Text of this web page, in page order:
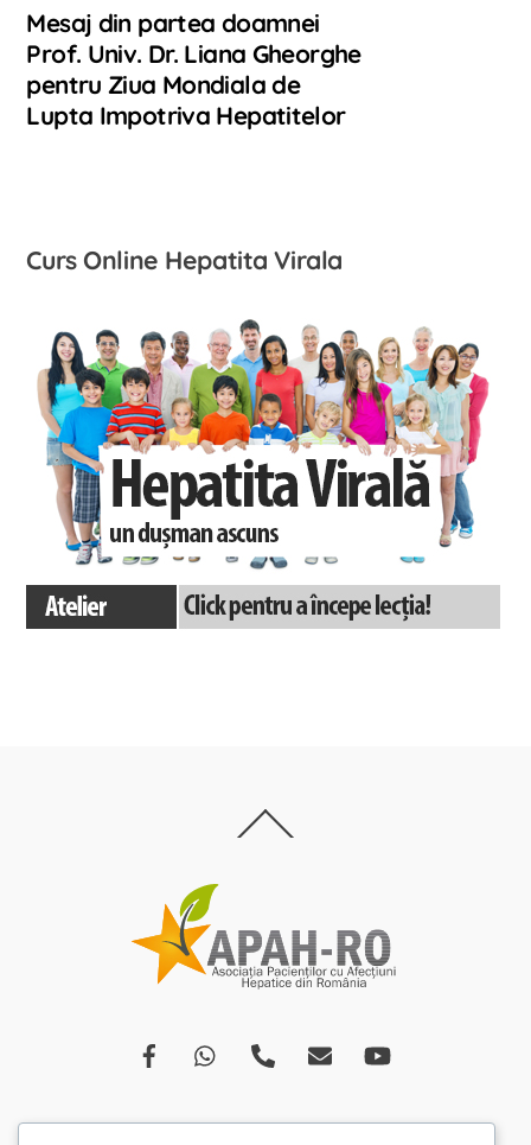
Mesaj din partea doamnei
Prof. Univ. Dr. Liana Gheorghe
pentru Ziua Mondiala de
Lupta Impotriva Hepatitelor
Curs Online Hepatita Virala
To